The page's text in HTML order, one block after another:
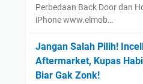
Perbedaan Back Door dan
iPhone www.elmob…
Jangan Salah Pilih!
Aftermarket, Kupas
Biar Gak Zonk!